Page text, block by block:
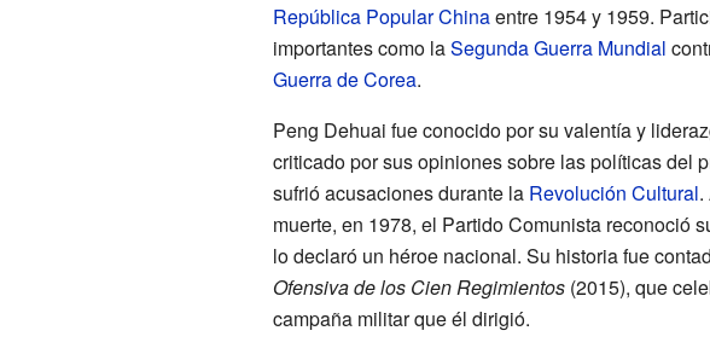
República Popular Chinaentre 1954 y 1959.
importantes como laSegunda Guerra Mundial
Guerra de Corea.
Peng Dehuai fue conocido por su valentía y
criticado por sus opiniones sobre las políticas del
sufrió acusaciones durante la Revolución Cultural.
muerte, en 1978, el Partido Comunista reconoció
lo declaró un héroe nacional. Su historia fue
Ofensiva de los Cien Regimientos(2015), que
campaña militar que él dirigió.